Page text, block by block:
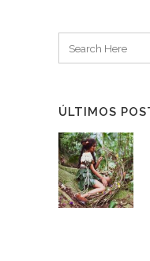
ÚLTIMOS